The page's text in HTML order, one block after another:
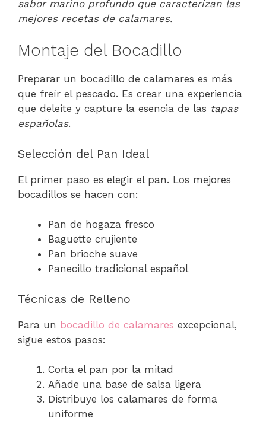
sabor marino profundo que caracterizan las
mejores recetas de calamares.
Montaje del Bocadillo
Preparar un bocadillo de calamares es más
que freír el pescado. Es crear una experiencia
que deleite y capture la esencia de las tapas
españolas.
Selección del Pan Ideal
El primer paso es elegir el pan. Los mejores
bocadillos se hacen con:
Pan de hogaza fresco
Baguette crujiente
Pan brioche suave
Panecillo tradicional español
Técnicas de Relleno
Para un bocadillo de calamares excepcional,
sigue estos pasos:
Corta el pan por la mitad
Añade una base de salsa ligera
Distribuye los calamares de forma
uniforme